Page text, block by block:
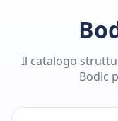
Il catalogo
Bodic